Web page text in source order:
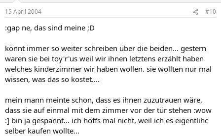
15 April 2004 #10
:gap ne, das sind meine ;D
könnt immer so weiter schreiben über die beiden... gestern
waren sie bei toy'r'us weil wir ihnen letztens erzählt haben
welches kinderzimmer wir haben wollen. sie wollten nur mal
wissen, was das so kostet....
mein mann meinte schon, dass es ihnen zuzutrauen wäre,
dass sie auf einmal mit dem zimmer vor der tür stehen :wow
:] bin ja gespannt... ich hoffs mal nicht, weil ich es eigentlihc
selber kaufen wollte...